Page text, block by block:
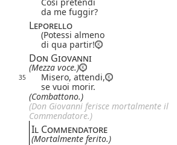
da me fuggir?
Leporello
(Potessi almeno
di qua partir!
Don Giovanni
(Mezza voce.)
35 Misero, attendi,
se vuoi morir.
(Combattono.)
(Don Giovanni ferisce mortalmente il
Commendatore.)
Il Commendatore
(Mortalmente ferito.)